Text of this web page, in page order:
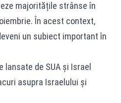
majoritățile strânse în
În acest context,
un subiect important în
de SUA și Israel
asupra Israelului și